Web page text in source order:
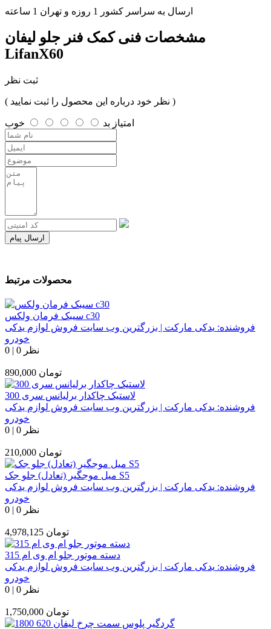
ارسال به سراسر کشور 1 روزه و تهران 1 ساعته
مشخصات فنیکمک فنر جلو لیفان
LifanX60
ثبت نظر
( نظر خود درباره این محصول را ثبت نمایید )
امتیاز بد خوب
ارسال پیام
محصولات مرتبط
سیبک فرمان ولکس c30
فروشنده: یدکی مارکت | بزرگترین وب سایت فروش لوازم یدکی
خودرو
0 | 0 نظر
890,000 تومان
لاستیک چاکدار برلیانس سری 300
فروشنده: یدکی مارکت | بزرگترین وب سایت فروش لوازم یدکی
خودرو
0 | 0 نظر
210,000 تومان
میل موجگیر (تعادل) جلو جک S5
فروشنده: یدکی مارکت | بزرگترین وب سایت فروش لوازم یدکی
خودرو
0 | 0 نظر
4,978,125 تومان
دسته موتور جلو ام وی ام 315
فروشنده: یدکی مارکت | بزرگترین وب سایت فروش لوازم یدکی
خودرو
0 | 0 نظر
1,750,000 تومان